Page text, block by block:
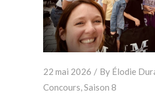
22 mai 2026 By Élodie
Concours,Saison 8